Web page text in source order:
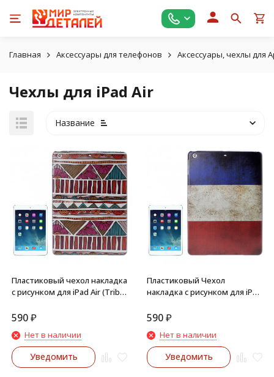
Главная Аксессуары для телефонов Аксессуары, чехлы для
Чехлы для iPad Air
Название
Пластиковый чехол накладка
с рисунком для iPad Air (Tribal
590₽
Нет в наличии
Уведомить
Пластиковый Чехол
накладка с рисунком для iPad
590₽
Нет в наличии
Уведомить